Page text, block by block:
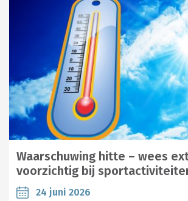
Waarschuwing hitte – wees
voorzichtig bij
24 juni 2026